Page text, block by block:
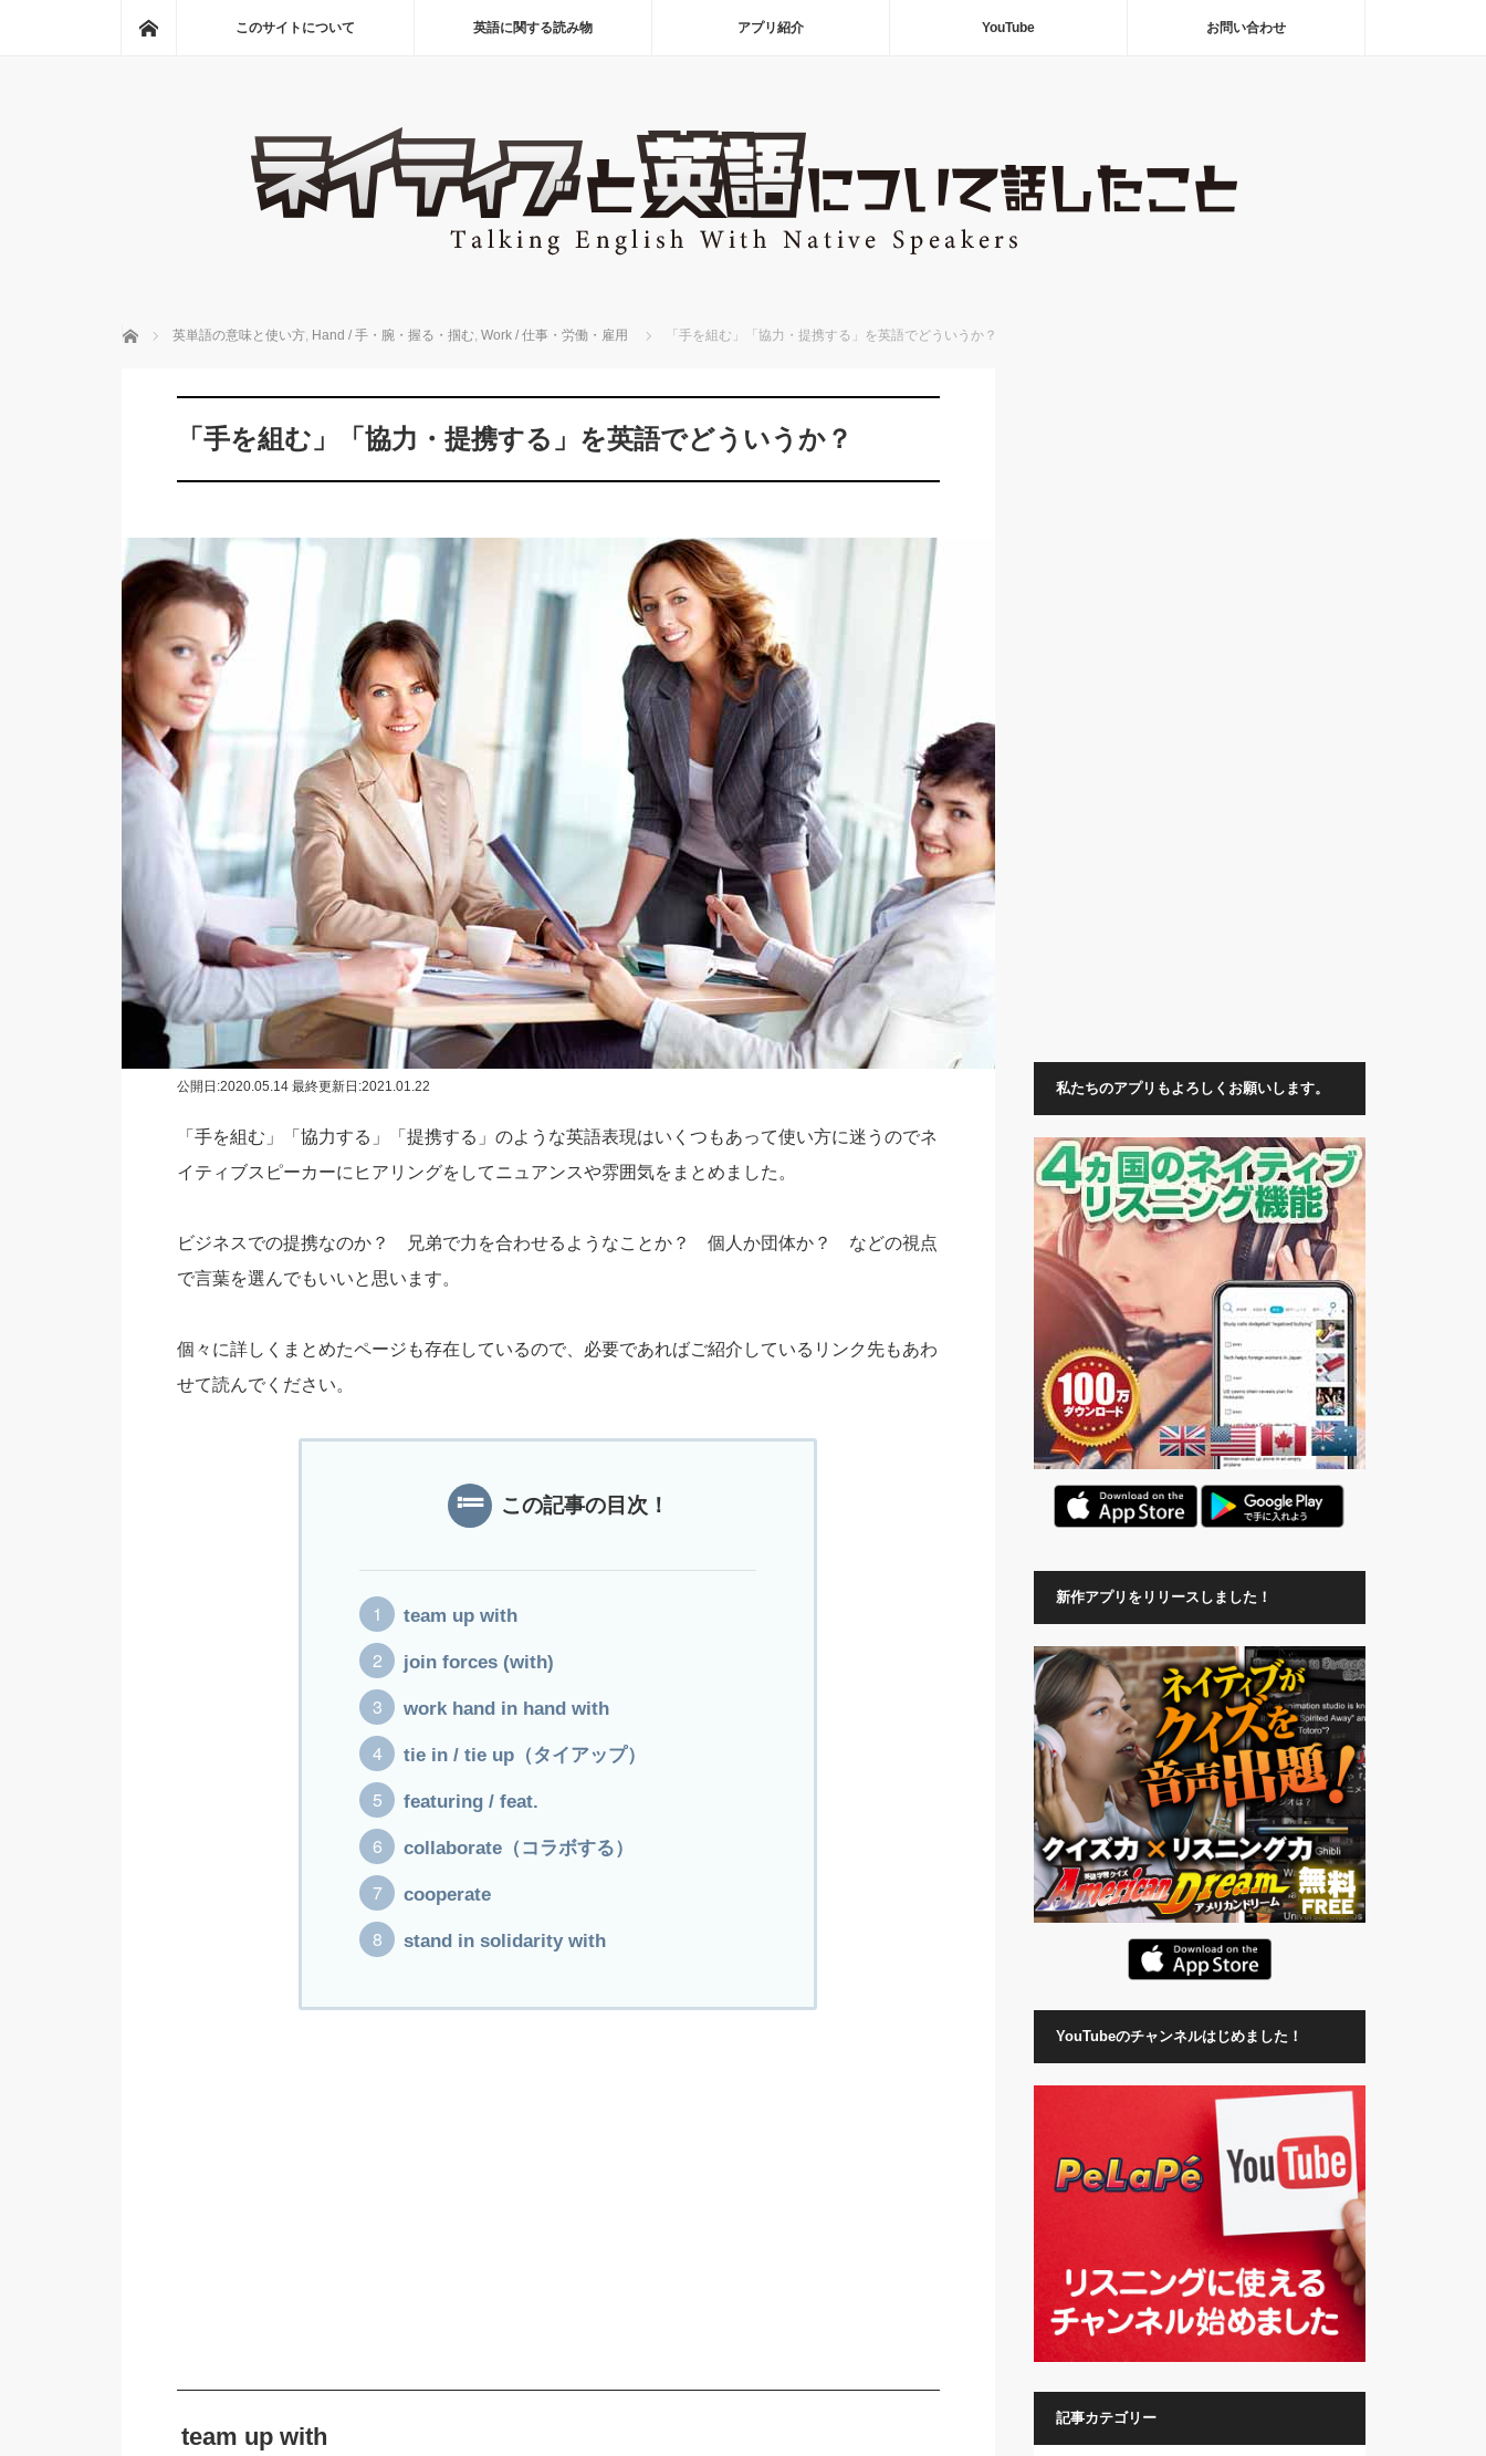
このサイトについて 英語に関する読み物 アプリ紹介 YouTube お問い合わせ
ホーム 英単語の意味と使い方, Hand / 手・腕・握る・掴む, Work / 仕事・労働・雇用 「手を組む」「協力・提携する」を英語でどういうか？
「手を組む」「協力・提携する」を英語でどういうか？
公開日:2020.05.14最終更新日:2021.01.22
「手を組む」「協力する」「提携する」のような英語表現はいくつもあって使い方に迷うのでネ
イティブスピーカーにヒアリングをしてニュアンスや雰囲気をまとめました。
ビジネスでの提携なのか？ 兄弟で力を合わせるようなことか？ 個人か団体か？ などの視点
で言葉を選んでもいいと思います。
個々に詳しくまとめたページも存在しているので、必要であればご紹介しているリンク先もあわ
せて読んでください。
この記事の目次！
team up with
join forces (with)
work hand in hand with
tie in / tie up（タイアップ）
featuring / feat.
collaborate（コラボする）
cooperate
stand in solidarity with
team up with
私たちのアプリもよろしくお願いします。
新作アプリをリリースしました！
YouTubeのチャンネルはじめました！
記事カテゴリー